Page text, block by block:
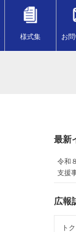
様式集 お
最新
令和
支援
広報
ト